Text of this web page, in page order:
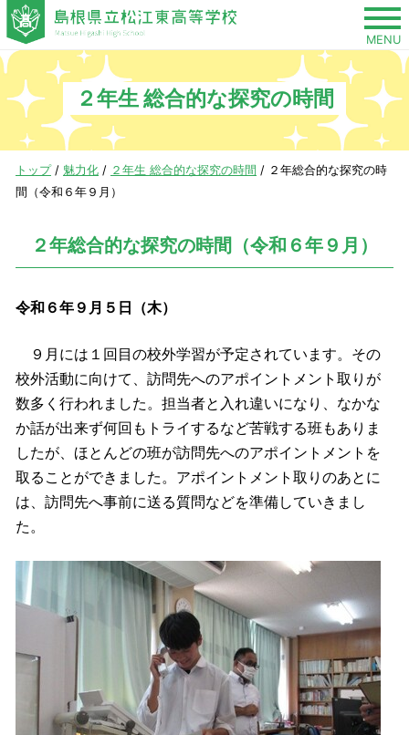
このページの本文へ
MENU
２年生 総合的な探究の時間
現
在
トップ/ 魅力化 / ２年生 総合的な探究の時間 / ２年総合的な探究の時
間（令和６年９月）
２年総合的な探究の時間（令和６年９月）
令和６年９月５日（木）
９月には１回目の校外学習が予定されています。その
校外活動に向けて、訪問先へのアポイントメント取りが
数多く行われました。担当者と入れ違いになり、なかな
か話が出来ず何回もトライするなど苦戦する班もありま
したが、ほとんどの班が訪問先へのアポイントメントを
取ることができました。アポイントメント取りのあとに
は、訪問先へ事前に送る質問などを準備していきまし
た。